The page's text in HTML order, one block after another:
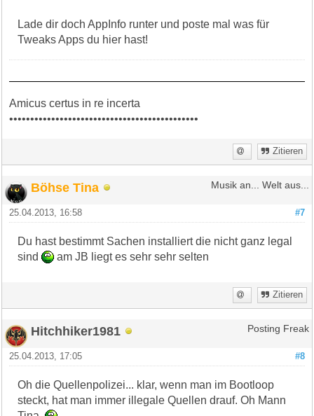
Lade dir doch AppInfo runter und poste mal was für
Tweaks Apps du hier hast!
Amicus certus in re incerta
•••••••••••••••••••••••••••••••••••••••••••••
Zitieren
Böhse Tina Musik an... Welt aus...
#7
25.04.2013, 16:58
Du hast bestimmt Sachen installiert die nicht ganz legal
sind
am JB liegt es sehr sehr selten
Zitieren
Hitchhiker1981 Posting Freak
#8
25.04.2013, 17:05
Oh die Quellenpolizei... klar, wenn man im Bootloop
steckt, hat man immer illegale Quellen drauf. Oh Mann